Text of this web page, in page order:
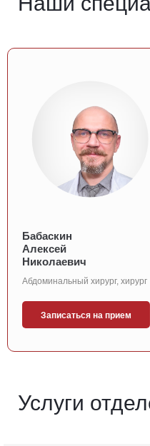
Бабаскин
Алексей
Николаевич
Абдоминальный хирург, хирург
Записаться на прием
Услуги